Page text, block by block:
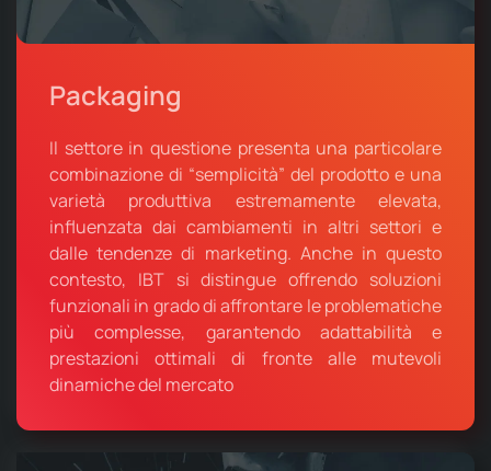
Packaging
Il settore in questione presenta una particolare
combinazione di “semplicità” del prodotto e una
varietà produttiva estremamente elevata,
influenzata dai cambiamenti in altri settori e
dalle tendenze di marketing. Anche in questo
contesto, IBT si distingue offrendo soluzioni
funzionali in grado di affrontare le problematiche
più complesse, garantendo adattabilità e
prestazioni ottimali di fronte alle mutevoli
dinamiche del mercato